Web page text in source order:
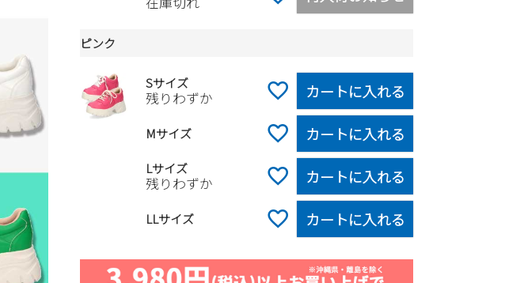
ピンク
Sサイズ
残りわずか カートに入れる
Mサイズ カートに入れる
Lサイズ
残りわずか カートに入れる
LLサイズ カートに入れる